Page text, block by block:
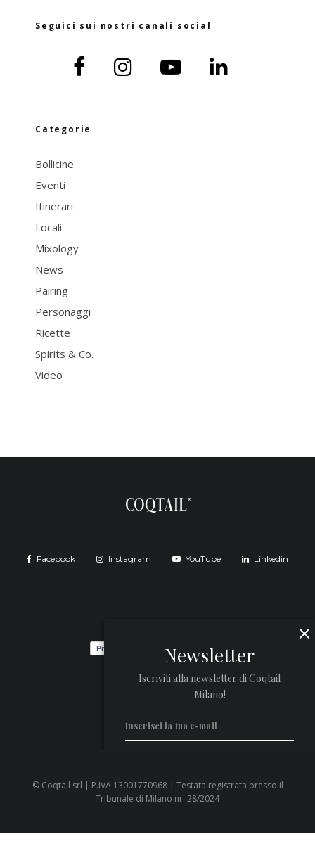
Seguici sui nostri canali social
Categorie
Bollicine
Eventi
Itinerari
Locali
Mixology
News
Pairing
Personaggi
Ricette
Spirits & Co.
Video
Facebook Instagram YouTube Linkedin
Newsletter
Iscriviti alla newsletter di Coqtail
Milano!
Privacy Policy
© Coqtail srl | P.IVA 13001770968 | Testata registrata presso il
Tribunale di Milano nr. 28/2024